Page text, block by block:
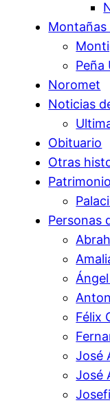
Montañas
Peña
Noromet
Noticias
Obituario
Otras
Personas
Félix
José
José